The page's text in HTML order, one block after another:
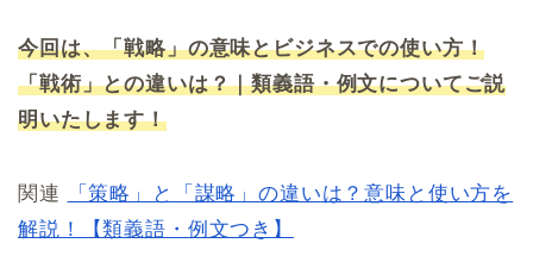
今回は、「戦略」の意味とビジネスでの使い方！
「戦術」との違いは？｜類義語・例文についてご説
明いたします！
関連
「策略」と「謀略」の違いは？意味と使い方を
解説！【類義語・例文つき】